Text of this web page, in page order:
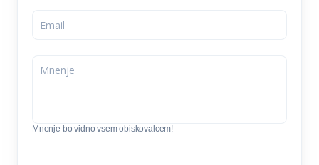
Mnenje bo vidno vsem obiskovalcem!